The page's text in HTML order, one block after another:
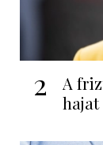
2
A
hajat